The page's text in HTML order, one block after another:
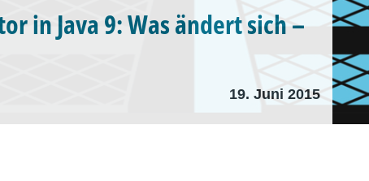
in Java 9: Was ändert sich –
19. Juni 2015